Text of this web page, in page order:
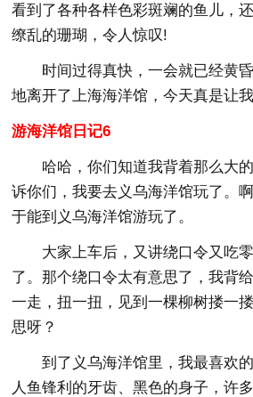
看到了各种各样色彩斑斓的鱼儿，
缭乱的珊瑚，令人惊叹!
时间过得真快，一会就已经黄
地离开了上海海洋馆，今天真是让我
游海洋馆日记6
哈哈，你们知道我背着那么大
诉你们，我要去义乌海洋馆玩了。
于能到义乌海洋馆游玩了。
大家上车后，又讲绕口令又吃
了。那个绕口令太有意思了，我背
一走，扭一扭，见到一棵柳树搂一
思呀？
到了义乌海洋馆里，我最喜欢
人鱼锋利的牙齿、黑色的身子，许